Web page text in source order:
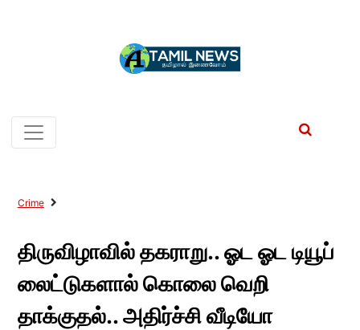
Crime
திருவிழாவில் தகராறு.. ஓட ஓட டியூப்
லைட்டுகளால் கொலை வெறி
தாக்குதல்.. அதிர்ச்சி வீடியோ